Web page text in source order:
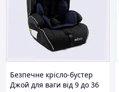
Безпечне крісло-бустер
Джой для ваги від 9 до 36